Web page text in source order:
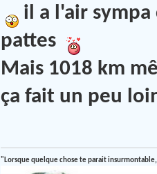
il a l'air sympa
pattes
Mais 1018 km
ça fait un peu
"Lorsque quelque chose te parait